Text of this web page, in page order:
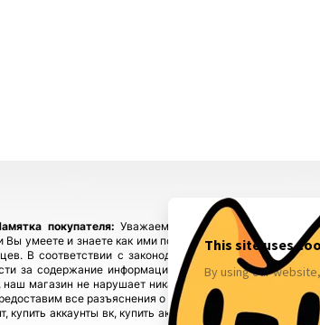
покупателя:Уважаемые покупатели,
умеете и знаете как ими пользоваться! Если у Вас
В соответствии с законодательством! Магазин
за содержание информации), предупреждая, что в
магазин не нарушает никаких законов и не каких
все разъяснения о происхождении товаров.
аккаунты вк, купить аккаунты инстаграм, купить